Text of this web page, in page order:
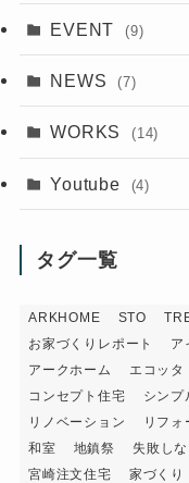
EVENT (9)
NEWS (7)
WORKS (14)
Youtube (4)
タグ一覧
ARKHOME STO
お家づくりレポート
ア
アークホーム
エコッタ
コンセプト住宅
シンプ
リノベーション
リフォ
和室
地鎮祭 失敗し
宮崎注文住宅
家づくり